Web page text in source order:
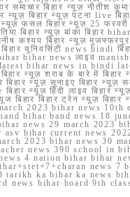
समाचार बिहार न्यूज़ नीतीश
बिहार न्यूज़ पटना live
फसल बिहार न्यूज़ 25
बिहार न्यूज़ बांका बिहार
कश्यप बिहार न्यूज़
यूनिवर्सिटी news hindi
bihar bihar news लाइव
bihar news in hindi
न्यूज़ शराब के बारे में बिहार
न्यूज़ सुनाइए बिहार न्यूज़
न्यूज़ हिंदी लाइव बिहार न्यूज़
न्यूज बिहार बिहार ट्रेन
2023 bihar news
bihar band news 18
news 29 march
bihar current news
2023 bihar news 30
news 390 school in
4 nation bihar bihar
news 7
ka bihar ka news
bihar board 9th